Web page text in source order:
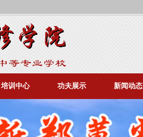
培训中心 功夫展示 新闻动态